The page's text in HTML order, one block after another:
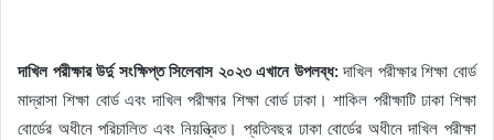
দাখিল পরীক্ষার উর্দু সংক্ষিপ্ত সিলেবাস ২০২৩ এখানে উপলব্ধ:দাখিল পরীক্ষার শিক্ষা বোর্ড
মাদ্রাসা শিক্ষা বোর্ড এবং দাখিল পরীক্ষার শিক্ষা বোর্ড ঢাকা। শাকিল পরীক্ষাটি ঢাকা শিক্ষা
বোর্ডের অধীনে পরিচালিত এবং নিয়ন্ত্রিত। প্রতিবছর ঢাকা বোর্ডের অধীনে দাখিল পরীক্ষা